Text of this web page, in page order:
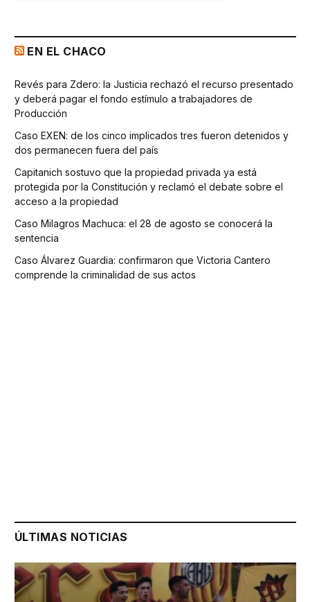
EN EL CHACO
Revés para Zdero: la Justicia rechazó el recurso presentado
y deberá pagar el fondo estímulo a trabajadores de
Producción
Caso EXEN: de los cinco implicados tres fueron detenidos y
dos permanecen fuera del país
Capitanich sostuvo que la propiedad privada ya está
protegida por la Constitución y reclamó el debate sobre el
acceso a la propiedad
Caso Milagros Machuca: el 28 de agosto se conocerá la
sentencia
Caso Álvarez Guardia: confirmaron que Victoria Cantero
comprende la criminalidad de sus actos
ÚLTIMAS NOTICIAS